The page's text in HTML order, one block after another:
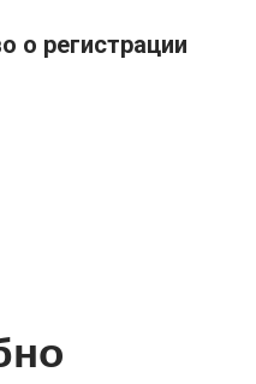
о регистрации